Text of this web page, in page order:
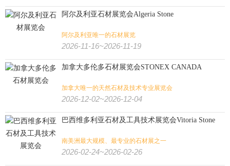
阿尔及利亚石材展览会Algeria Stone
阿尔及利亚唯一的石材展览
2026-11-16~2026-11-19
加拿大多伦多石材展览会STONEX CANADA
加拿大唯一的天然石材及技术专业展览会
2026-12-02~2026-12-04
巴西维多利亚石材及工具技术展览会Vitoria Stone
南美洲最大规模、最专业的石材展之一
2026-02-24~2026-02-26